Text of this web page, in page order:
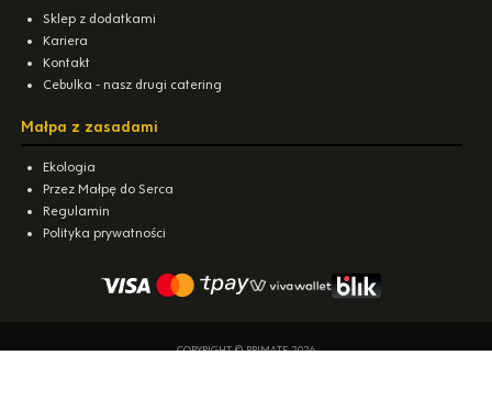
Sklep z dodatkami
Kariera
Kontakt
Cebulka - nasz drugi catering
Małpa z zasadami
Ekologia
Przez Małpę do Serca
Regulamin
Polityka prywatności
COPYRIGHT © PRIMATE 2026